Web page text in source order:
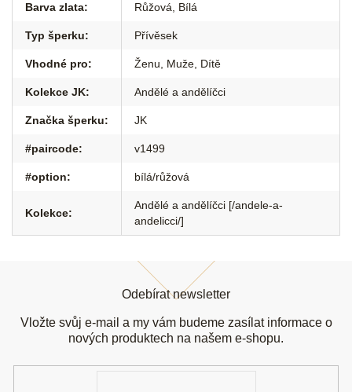
Barva zlata: Růžová Bílá
Typ šperku: Přívěsek
Vhodné pro: Ženu Muže Dítě
Kolekce JK: Andělé a andělíčci
Značka šperku: JK
#paircode: v1499
#option: bílá/růžová
Kolekce:
Andělé a andělíčci [/andele-a-
andelicci/]
Odebírat newsletter
Vložte svůj e-mail a my vám budeme zasílat informace o
nových produktech na našem e-shopu.